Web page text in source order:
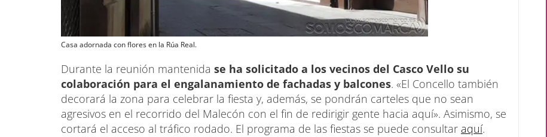
Casa adornada con flores en la Rúa Real.
Durante la reunión mantenida se ha solicitado a los vecinos del Casco Vello su
colaboración para el engalanamiento de fachadas y balcones. «El Concello también
decorará la zona para celebrar la fiesta y, además, se pondrán carteles que no sean
agresivos en el recorrido del Malecón con el fin de redirigir gente hacia aquí». Asimismo, se
cortará el acceso al tráfico rodado. El programa de las fiestas se puede consultar aquí.